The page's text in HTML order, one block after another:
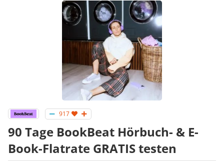
917
90 Tage BookBeat Hörbuch- & E-
Book-Flatrate GRATIS testen